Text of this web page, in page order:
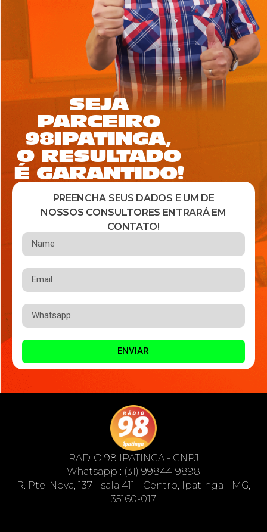
SEJA
PARCEIRO
98IPATINGA,
O RESULTADO
É GARANTIDO!
PREENCHA SEUS DADOS E UM DE
NOSSOS CONSULTORES ENTRARÁ EM
CONTATO!
ENVIAR
RADIO 98 IPATINGA - CNPJ
Whatsapp : (31) 99844-9898
R. Pte. Nova, 137 - sala 411 - Centro, Ipatinga - MG,
35160-017